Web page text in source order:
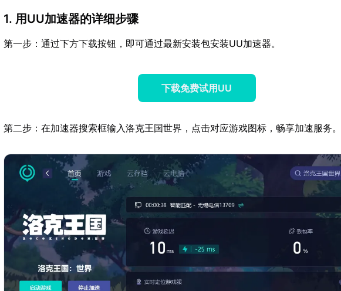
1. 用UU加速器的详细步骤
第一步：通过下方下载按钮，即可通过最新安装包安装UU加速器。
下载免费试用UU
第二步：在加速器搜索框输入洛克王国世界，点击对应游戏图标，畅享加速服务